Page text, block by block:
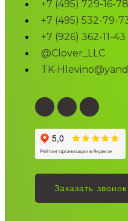
+7 (495) 729-16-78
+7 (495) 532-79-
+7 (926) 362-11-43
@Clover_LLC
TK-
Заказать звонок